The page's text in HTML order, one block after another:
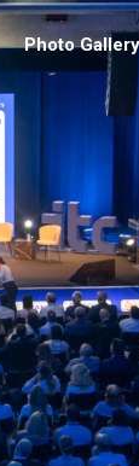
Photo Gallery